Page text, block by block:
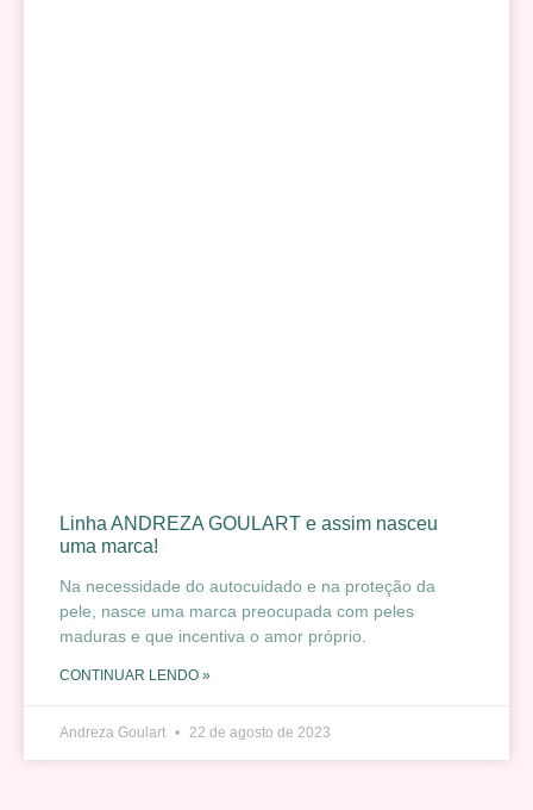
Linha ANDREZA GOULART e assim nasceu
uma marca!
Na necessidade do autocuidado e na proteção da
pele, nasce uma marca preocupada com peles
maduras e que incentiva o amor próprio.
CONTINUAR LENDO »
Andreza Goulart 22 de agosto de 2023